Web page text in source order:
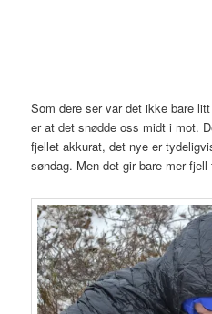
Som dere ser var det ikke bare
er at det snødde oss midt i mot.
fjellet akkurat, det nye er
søndag. Men det gir bare mer